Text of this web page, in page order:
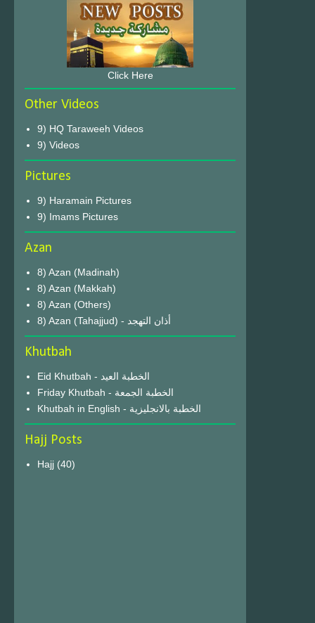
Click Here
Other Videos
9) HQ Taraweeh Videos
9) Videos
Pictures
9) Haramain Pictures
9) Imams Pictures
Azan
8) Azan (Madinah)
8) Azan (Makkah)
8) Azan (Others)
8) Azan (Tahajjud) - أذان التهجد
Khutbah
Eid Khutbah - الخطبة العيد
Friday Khutbah - الخطبة الجمعة
Khutbah in English - الخطبة بالانجليزية
Hajj Posts
Hajj (40)